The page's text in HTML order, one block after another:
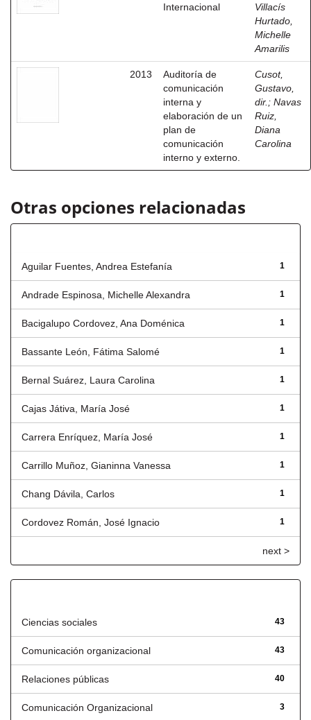
Internacional
Villacís
Hurtado,
Michelle
Amarilis
2013
Auditoría de
comunicación
interna y
elaboración de un
plan de
comunicación
interno y externo.
Cusot,
Gustavo,
dir. ; Navas
Ruiz,
Diana
Carolina
Otras opciones relacionadas
1
Aguilar Fuentes, Andrea Estefanía
1
Andrade Espinosa, Michelle Alexandra
1
Bacigalupo Cordovez, Ana Doménica
1
Bassante León, Fátima Salomé
1
Bernal Suárez, Laura Carolina
1
Cajas Játiva, María José
1
Carrera Enríquez, María José
1
Carrillo Muñoz, Gianinna Vanessa
1
Chang Dávila, Carlos
1
Cordovez Román, José Ignacio
next >
43
Ciencias sociales
43
Comunicación organizacional
40
Relaciones públicas
3
Comunicación Organizacional